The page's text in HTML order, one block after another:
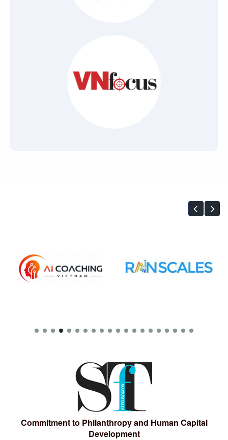
Commitment to Philanthropy and Human Capital
Development